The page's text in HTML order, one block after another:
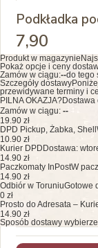
Podkładka
7,90
Produkt w magazynie
Pokaż opcje i ceny
Zamów w ciągu:--do tego
Szczegóły dostawy
przewidywane terminy i
PILNA OKAZJA?
Zamów w ciągu: --
19.90 zł
DPD Pickup, Żabka, Shell
10.90 zł
Kurier DPD Dostawa:
14.90 zł
Paczkomaty InPostW
14.90 zł
Odbiór w ToruniuGotowe
0 zł
Prosto do Adresata –
14.90 zł
Sposób dostawy